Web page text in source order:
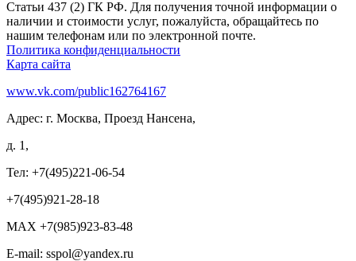
Статьи 437 (2) ГК РФ. Для получения точной информации о
наличии и стоимости услуг, пожалуйста, обращайтесь по
нашим телефонам или по электронной почте.
Политика конфиденциальности
Карта сайта
www.vk.com/public162764167
Адрес: г. Москва, Проезд Нансена,
д. 1,
Тел: +7(495)221-06-54
+7(495)921-28-18
MAX +7(985)923-83-48
E-mail: sspol@yandex.ru